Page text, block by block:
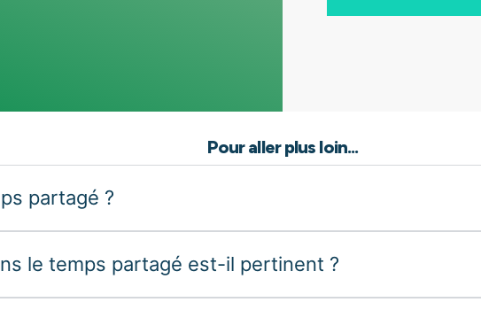
Pour aller plus loin...
partagé ?
le temps partagé est-il pertinent ?